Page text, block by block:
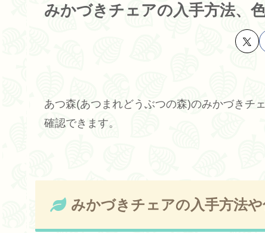
みかづきチェアの入手方法、
あつ森(あつまれどうぶつの森)のみかづきチ
確認できます。
みかづきチェアの入手方法